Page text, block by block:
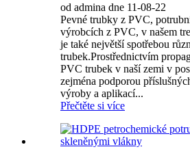
od admina dne 11-08-22
Pevné trubky z PVC,
výrobcích z PVC, v našem
je také největší spotřebou
trubek.Prostřednictvím
PVC trubek v naší zemi v
zejména podporou
výroby a aplikací...
Přečtěte si více